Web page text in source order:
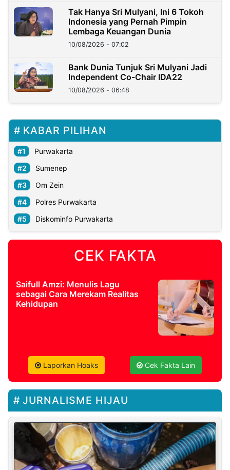
Tak Hanya Sri Mulyani, Ini 6 Tokoh
Indonesia yang Pernah Pimpin
Lembaga Keuangan Dunia
10/08/2026 - 07:02
Bank Dunia Tunjuk Sri Mulyani Jadi
Independent Co-Chair IDA22
10/08/2026 - 06:48
KABAR PILIHAN
Purwakarta
Sumenep
Om Zein
Polres Purwakarta
Diskominfo Purwakarta
CEK FAKTA
Saifull Amzi: Menulis Lagu
sebagai Cara Merekam Realitas
Kehidupan
Laporkan Hoaks Cek Fakta Lain
JURNALISME HIJAU